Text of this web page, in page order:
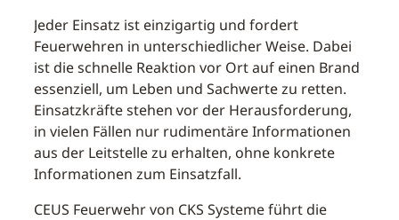
Jeder Einsatz ist einzigartig und fordert
Feuerwehren in unterschiedlicher Weise. Dabei
ist die schnelle Reaktion vor Ort auf einen Brand
essenziell, um Leben und Sachwerte zu retten.
Einsatzkräfte stehen vor der Herausforderung,
in vielen Fällen nur rudimentäre Informationen
aus der Leitstelle zu erhalten, ohne konkrete
Informationen zum Einsatzfall.
CEUS Feuerwehr von CKS Systeme führt die